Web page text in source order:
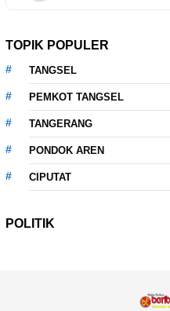
TOPIK POPULER
TANGSEL
PEMKOT TANGSEL
TANGERANG
PONDOK AREN
CIPUTAT
POLITIK